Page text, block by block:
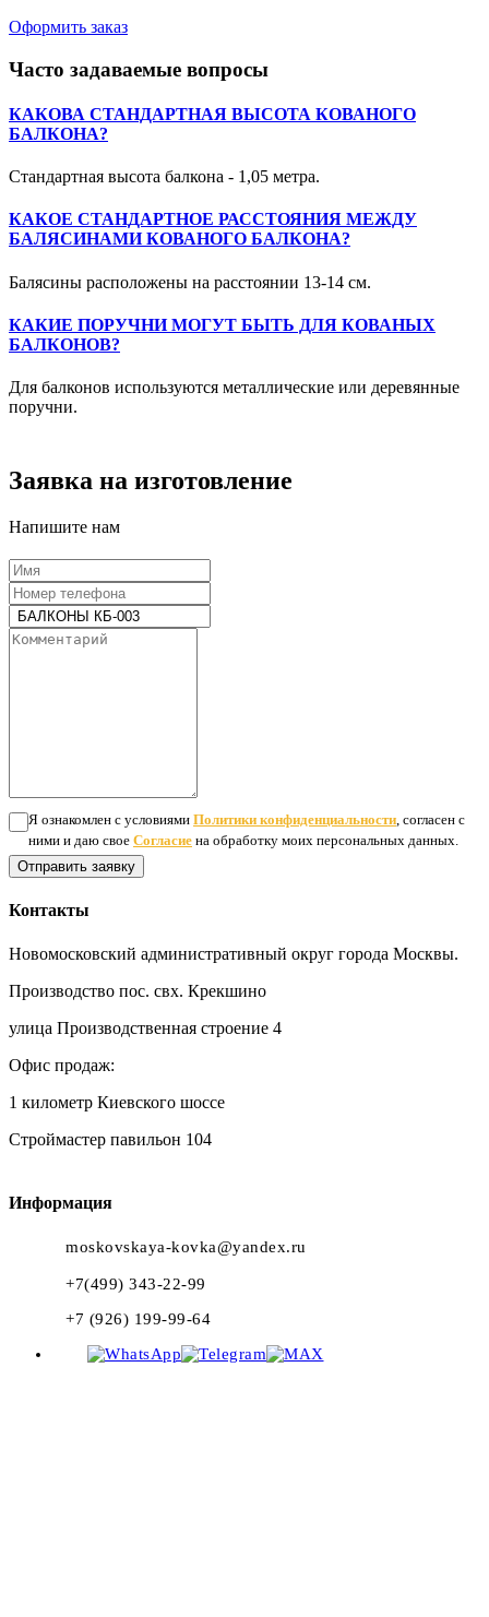
Оформить заказ
Часто задаваемые вопросы
КАКОВА СТАНДАРТНАЯ ВЫСОТА КОВАНОГО
БАЛКОНА?
Стандартная высота балкона - 1,05 метра.
КАКОЕ СТАНДАРТНОЕ РАССТОЯНИЯ МЕЖДУ
БАЛЯСИНАМИ КОВАНОГО БАЛКОНА?
Балясины расположены на расстоянии 13-14 см.
КАКИЕ ПОРУЧНИ МОГУТ БЫТЬ ДЛЯ КОВАНЫХ
БАЛКОНОВ?
Для балконов используются металлические или деревянные
поручни.
Заявка на изготовление
Напишите нам
Я ознакомлен с условиями Политики конфиденциальности, согласен с
ними и даю свое Согласие на обработку моих персональных данных.
Отправить заявку
Контакты
Новомосковский административный округ города Москвы.
Производство пос. свх. Крекшино
улица Производственная строение 4
Офис продаж:
1 километр Киевского шоссе
Строймастер павильон 104
Информация
moskovskaya-kovka@yandex.ru
+7(499) 343-22-99
+7 (926) 199-99-64